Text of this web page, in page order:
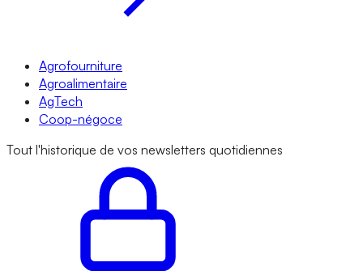
Agrofourniture
Agroalimentaire
AgTech
Coop-négoce
Tout l'historique de vos newsletters quotidiennes